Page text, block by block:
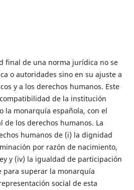
final de una norma jurídica no se
o autoridades sino en su ajuste a
y a los derechos humanos. Este
de la institución
la monarquía española, con el
los derechos humanos. La
humanos de (i) la dignidad
por razón de nacimiento,
y (iv) la igualdad de participación
para superar la monarquía
social de esta